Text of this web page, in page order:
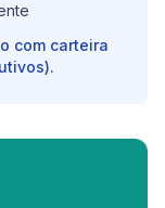
com carteira